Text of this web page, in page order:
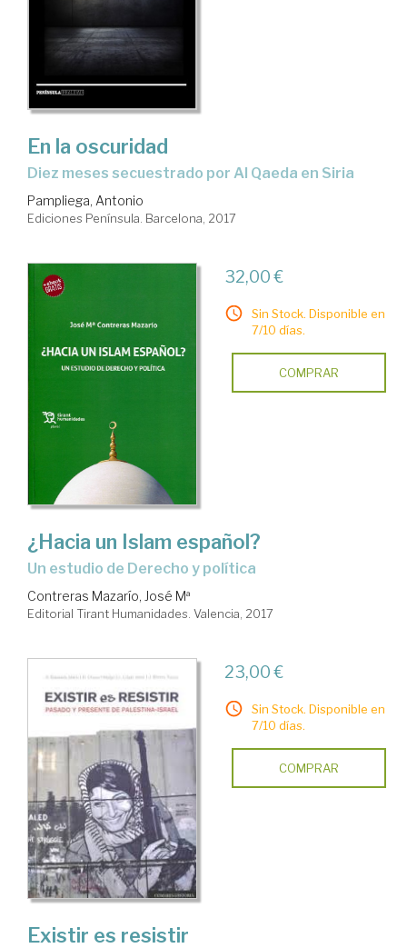
En la oscuridad
diez meses secuestrado por Al Qaeda en Siria
Pampliega, Antonio
Ediciones Península. Barcelona, 2017
32,00 €
Sin Stock. Disponible en
7/10 días.
COMPRAR
¿Hacia un Islam español?
un estudio de Derecho y política
Contreras Mazarío, José Mª
Editorial Tirant Humanidades. Valencia, 2017
23,00 €
Sin Stock. Disponible en
7/10 días.
COMPRAR
Existir es resistir